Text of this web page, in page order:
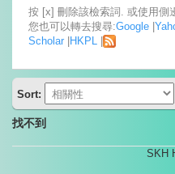
按 [x] 刪除該檢索詞. 或使用側
您也可以轉去搜尋:Google |
Scholar |HKPL |
Sort:
找不到
SKH